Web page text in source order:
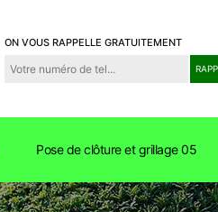
ON VOUS RAPPELLE GRATUITEMENT
Pose de clôture et grillage 05